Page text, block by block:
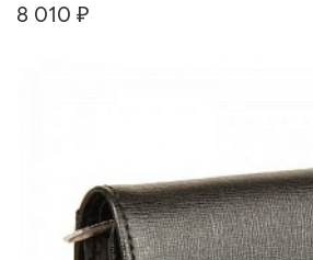
8 010 ₽